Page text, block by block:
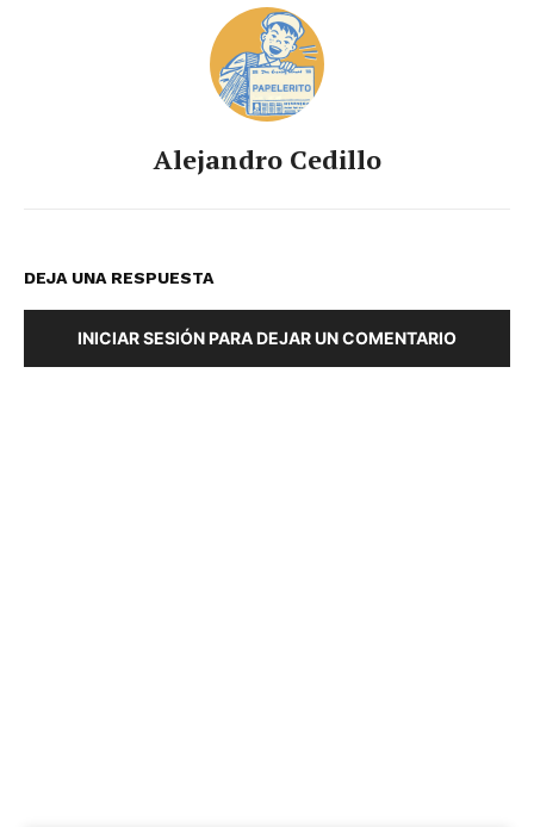
Alejandro Cedillo
DEJA UNA RESPUESTA
INICIAR SESIÓN PARA DEJAR UN COMENTARIO